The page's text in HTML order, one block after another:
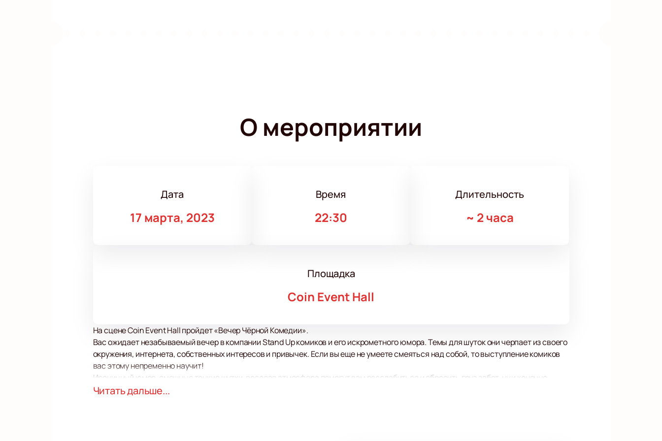
О мероприятии
Дата
17 марта, 2023
Время
22:30
Длительность
~ 2 часа
Площадка
Coin Event Hall
На сцене Coin Event Hall пройдет «Вечер Чёрной Комедии».
Вас ожидает незабываемый вечер в компании Stand Up комиков и его искрометного юмора. Темы для шуток они черпает из своего
окружения, интернета, собственных интересов и привычек. Если вы еще не умеете смеяться над собой, то выступление комиков
вас этому непременно научит!
Ироничный юмор, смешные тонкие шутки, веселая атмосфера помогут вам расслабиться и сбросить груз забот, ну и конечно
посмотреть на мир под новым углом, через призму здорового взрослого юмора. Настройтесь на позитив и получите свой заряд
Читать дальше...